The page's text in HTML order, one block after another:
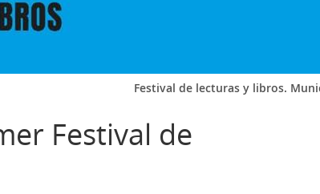
Festival de lecturas y libros.
Festival de